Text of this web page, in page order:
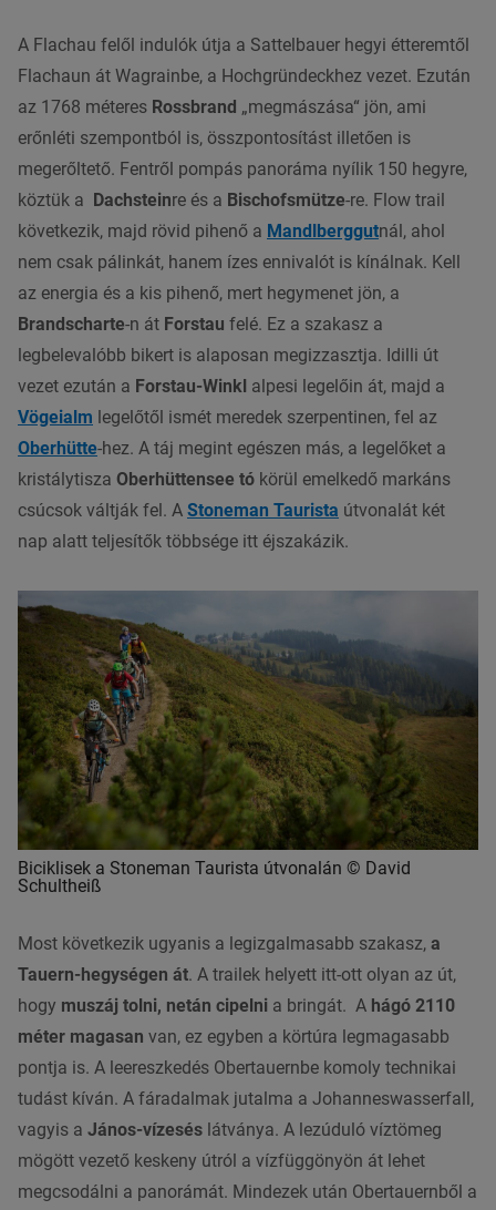
A Flachau felől indulók útja a Sattelbauer hegyi étteremtől
Flachaun át Wagrainbe, a Hochgründeckhez vezet. Ezután
az 1768 méteres Rossbrand „megmászása“ jön, ami
erőnléti szempontból is, összpontosítást illetően is
megerőltető. Fentről pompás panoráma nyílik 150 hegyre,
köztük a Dachsteinre és a Bischofsmütze-re. Flow trail
következik, majd rövid pihenő a Mandlberggutnál, ahol
nem csak pálinkát, hanem ízes ennivalót is kínálnak. Kell
az energia és a kis pihenő, mert hegymenet jön, a
Brandscharte-n át Forstau felé. Ez a szakasz a
legbelevalóbb bikert is alaposan megizzasztja. Idilli út
vezet ezután a Forstau-Winkl alpesi legelőin át, majd a
Vögeialm legelőtől ismét meredek szerpentinen, fel az
Oberhütte-hez. A táj megint egészen más, a legelőket a
kristálytisza Oberhüttensee tó körül emelkedő markáns
csúcsok váltják fel. A Stoneman Taurista útvonalát két
nap alatt teljesítők többsége itt éjszakázik.
Biciklisek a Stoneman Taurista útvonalán © David
Schultheiß
Most következik ugyanis a legizgalmasabb szakasz, a
Tauern-hegységen át. A trailek helyett itt-ott olyan az út,
hogy muszáj tolni, netán cipelni a bringát. A hágó 2110
méter magasan van, ez egyben a körtúra legmagasabb
pontja is. A leereszkedés Obertauernbe komoly technikai
tudást kíván. A fáradalmak jutalma a Johanneswasserfall,
vagyis a János-vízesés látványa. A lezúduló víztömeg
mögött vezető keskeny útról a vízfüggönyön át lehet
megcsodálni a panorámát. Mindezek után Obertauernből a